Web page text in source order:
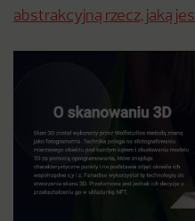
abstrakcyjną rzecz, jaką